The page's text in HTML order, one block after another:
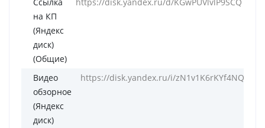
на КП
(Яндекс
диск)
(Общие)
Видео
обзорное
(Яндекс
диск)
https://disk.yandex.ru/i/zN1v1K6rKYf4NQ